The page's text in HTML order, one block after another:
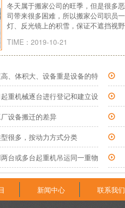
冬天属于搬家公司的旺季，但是很多
司带来很多困难，所以搬家公司职员
灯、反光镜上的积雪，保证不遮挡视
TIME：2019-10-21
、体积大、设备重是设备的特
重机械逐台进行登记和建立设
设备搬迁的差异
很多，按动力方式分类
台或多台起重机吊运同一重物
新闻中心 联系我们